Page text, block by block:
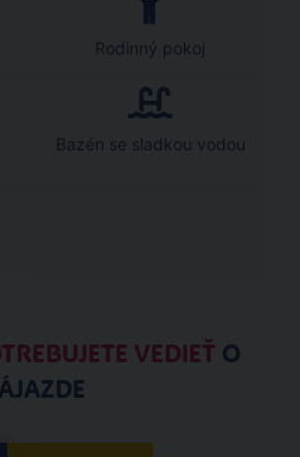
Rodinný pokoj
Bazén se sladkou vodou
VEDIEŤ O